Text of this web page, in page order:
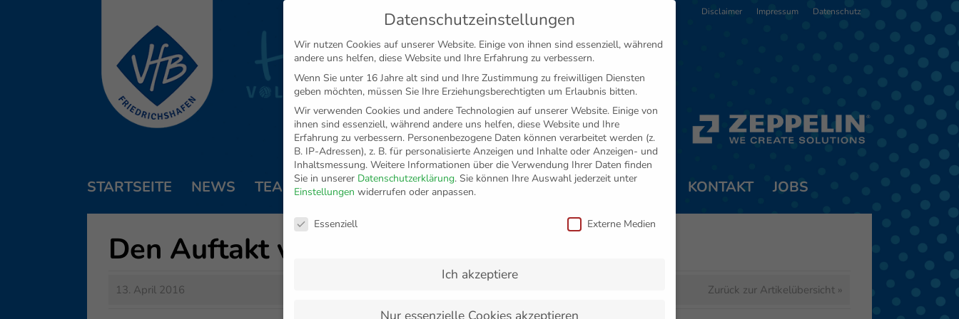
Disclaimer Impressum Datenschutz
STARTSEITE NEWS TEAM TICKETS FANSHOP VFB MEDIEN PARTNER KONTAKT JOBS
Den Auftakt verloren
13. April 2016 Zurück zur Artikelübersicht »
Datenschutzeinstellungen
Wir nutzen Cookies auf unserer Website. Einige von ihnen sind essenziell, während
andere uns helfen, diese Website und Ihre Erfahrung zu verbessern.
Wenn Sie unter 16 Jahre alt sind und Ihre Zustimmung zu freiwilligen Diensten
geben möchten, müssen Sie Ihre Erziehungsberechtigten um Erlaubnis bitten.
Wir verwenden Cookies und andere Technologien auf unserer Website. Einige von
ihnen sind essenziell, während andere uns helfen, diese Website und Ihre
Erfahrung zu verbessern. Personenbezogene Daten können verarbeitet werden (z.
B. IP-Adressen), z. B. für personalisierte Anzeigen und Inhalte oder Anzeigen- und
Inhaltsmessung. Weitere Informationen über die Verwendung Ihrer Daten finden
Sie in unserer Datenschutzerklärung. Sie können Ihre Auswahl jederzeit unter
Einstellungen widerrufen oder anpassen.
Datenschutzeinstellungen
Essenziell Externe Medien
Ich akzeptiere
Nur essenzielle Cookies akzeptieren